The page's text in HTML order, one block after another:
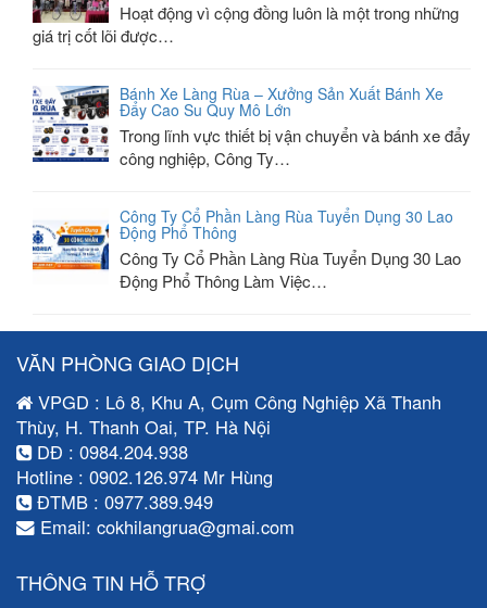
Hoạt động vì cộng đồng luôn là một trong những
giá trị cốt lõi được…
Bánh Xe Làng Rùa – Xưởng Sản Xuất Bánh Xe
Đẩy Cao Su Quy Mô Lớn
Trong lĩnh vực thiết bị vận chuyển và bánh xe đẩy
công nghiệp, Công Ty…
Công Ty Cổ Phần Làng Rùa Tuyển Dụng 30 Lao
Động Phổ Thông
Công Ty Cổ Phần Làng Rùa Tuyển Dụng 30 Lao
Động Phổ Thông Làm Việc…
VĂN PHÒNG GIAO DỊCH
VPGD : Lô 8, Khu A, Cụm Công Nghiệp Xã Thanh
Thùy, H. Thanh Oai, TP. Hà Nội
DĐ : 0984.204.938
Hotline : 0902.126.974 Mr Hùng
ĐTMB : 0977.389.949
Email: cokhilangrua@gmai.com
THÔNG TIN HỖ TRỢ